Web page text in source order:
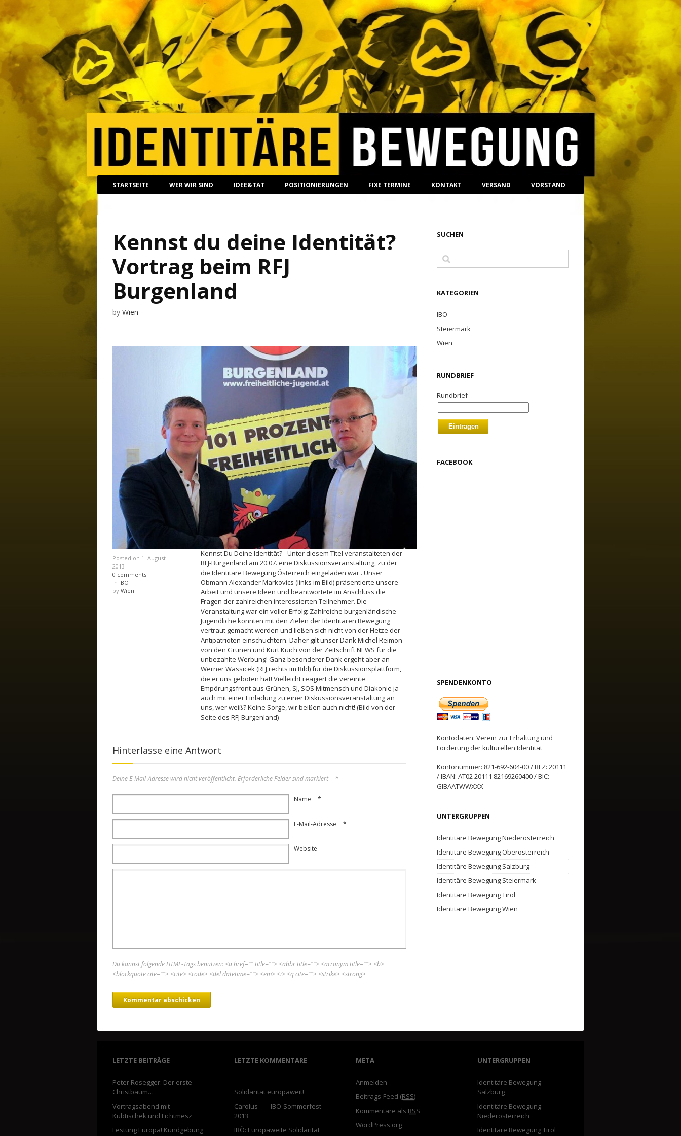
Identitaere
STARTSEITE WER WIR SIND IDEE&TAT POSITIONIERUNGEN FIXE TERMINE KONTAKT VERSAND VORSTAND
Kennst du deine Identität?
Vortrag beim RFJ
Burgenland
by Wien
Kennst Du Deine Identität? - Unter diesem Titel veranstalteten der
RFJ-Burgenland am 20.07. eine Diskussionsveranstaltung, zu der
die Identitäre Bewegung Österreich eingeladen war . Unser
Obmann Alexander Markovics (links im Bild) präsentierte unsere
Arbeit und unsere Ideen und beantwortete im Anschluss die
Fragen der zahlreichen interessierten Teilnehmer. Die
Veranstaltung war ein voller Erfolg: Zahlreiche burgenländische
Jugendliche konnten mit den Zielen der Identitären Bewegung
vertraut gemacht werden und ließen sich nicht von der Hetze der
Antipatrioten einschüchtern. Daher gilt unser Dank Michel Reimon
von den Grünen und Kurt Kuich von der Zeitschrift NEWS für die
unbezahlte Werbung! Ganz besonderer Dank ergeht aber an
Werner Wassicek (RFJ,rechts im Bild) für die Diskussionsplattform,
die er uns geboten hat! Vielleicht reagiert die vereinte
Empörungsfront aus Grünen, SJ, SOS Mitmensch und Diakonie ja
auch mit einer Einladung zu einer Diskussionsveranstaltung an
uns, wer weiß? Keine Sorge, wir beißen auch nicht! (Bild von der
Seite des RFJ Burgenland)
Posted on 1. August
2013
0 comments
in IBÖ
by Wien
Hinterlasse eine Antwort
Deine E-Mail-Adresse wird nicht veröffentlicht. Erforderliche Felder sind markiert *
Name *
E-Mail-Adresse *
Website
Du kannst folgendeHTML-Tags benutzen: <a href="" title=""> <abbr title=""> <acronym title=""> <b>
<blockquote cite=""> <cite> <code> <del datetime=""> <em> <i> <q cite=""> <strike> <strong>
SUCHEN
KATEGORIEN
IBÖ
Steiermark
Wien
RUNDBRIEF
Rundbrief
Eintragen
FACEBOOK
SPENDENKONTO
Kontodaten: Verein zur Erhaltung und
Förderung der kulturellen Identität
Kontonummer: 821-692-604-00 / BLZ: 20111
/ IBAN: AT02 20111 82169260400 / BIC:
GIBAATWWXXX
UNTERGRUPPEN
Identitäre Bewegung Niederösterreich
Identitäre Bewegung Oberösterreich
Identitäre Bewegung Salzburg
Identitäre Bewegung Steiermark
Identitäre Bewegung Tirol
Identitäre Bewegung Wien
LETZTE BEITRÄGE
Peter Rosegger: Der erste
Christbaum…
Vortragsabend mit
Kubtischek und Lichtmesz
Festung Europa! Kundgebung
LETZTE KOMMENTARE
Solidarität europaweit!
Carolus
IBÖ-Sommerfest
2013
IBÖ: Europaweite Solidarität
META
Anmelden
Beitrags-Feed (RSS)
Kommentare als RSS
WordPress.org
UNTERGRUPPEN
Identitäre Bewegung
Salzburg
Identitäre Bewegung
Niederösterreich
Identitäre Bewegung Tirol